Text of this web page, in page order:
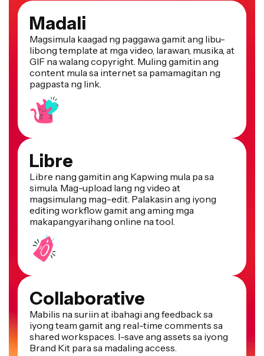
Madali
Magsimula kaagad ng paggawa gamit ang libu-
libong template at mga video, larawan, musika, at
GIF na walang copyright. Muling gamitin ang
content mula sa internet sa pamamagitan ng
pagpasta ng link.
Libre
Libre nang gamitin ang Kapwing mula pa sa
simula. Mag-upload lang ng video at
magsimulang mag-edit. Palakasin ang iyong
editing workflow gamit ang aming mga
makapangyarihang online na tool.
Collaborative
Mabilis na suriin at ibahagi ang feedback sa
iyong team gamit ang real-time comments sa
shared workspaces. I-save ang assets sa iyong
Brand Kit para sa madaling access.